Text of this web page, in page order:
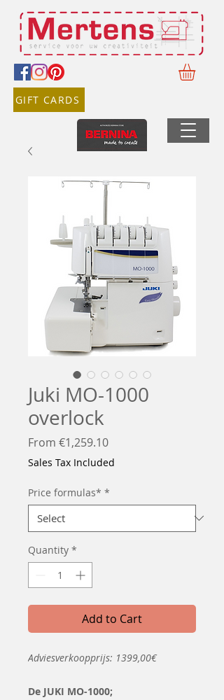
GIFT CARDS
Juki MO-1000
overlock
From €1,259.10Sale
Price
Sales Tax Included
Price formulas* *
Quantity *
Add to Cart
Adviesverkoopprijs: 1399,00€
De JUKI MO-1000;